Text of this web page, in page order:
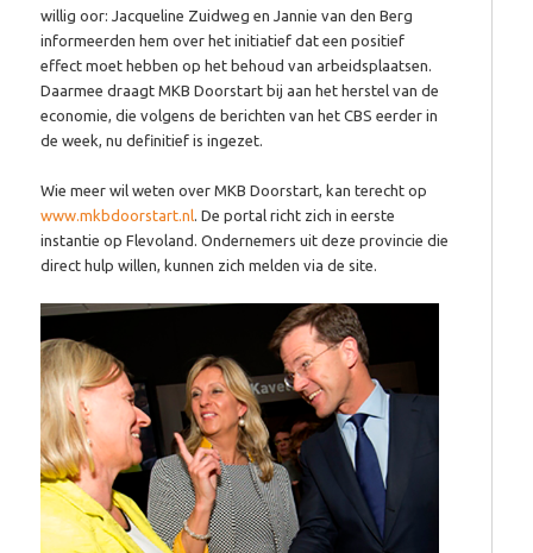
willig oor: Jacqueline Zuidweg en Jannie van den Berg
informeerden hem over het initiatief dat een positief
effect moet hebben op het behoud van arbeidsplaatsen.
Daarmee draagt MKB Doorstart bij aan het herstel van de
economie, die volgens de berichten van het CBS eerder in
de week, nu definitief is ingezet.
Wie meer wil weten over MKB Doorstart, kan terecht op
www.mkbdoorstart.nl . De portal richt zich in eerste
instantie op Flevoland. Ondernemers uit deze provincie die
direct hulp willen, kunnen zich melden via de site.